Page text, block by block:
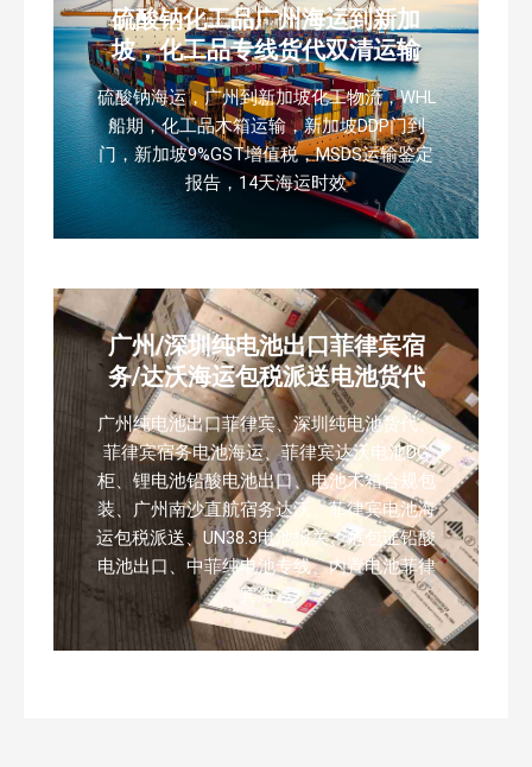
硫酸钠化工品广州海运到新加
坡，化工品专线货代双清运输
硫酸钠海运，广州到新加坡化工物流，WHL
船期，化工品木箱运输，新加坡DDP门到
门，新加坡9%GST增值税，MSDS运输鉴定
报告，14天海运时效
广州/深圳纯电池出口菲律宾宿
务/达沃海运包税派送电池货代
广州纯电池出口菲律宾、深圳纯电池货代、
菲律宾宿务电池海运、菲律宾达沃电池DG
柜、锂电池铅酸电池出口、电池木箱合规包
装、广州南沙直航宿务达沃、菲律宾电池海
运包税派送、UN38.3电池报关、危包证铅酸
电池出口、中菲纯电池专线、内置电池菲律
宾海运